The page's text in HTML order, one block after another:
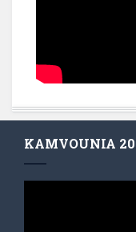
KAMVOUNIA